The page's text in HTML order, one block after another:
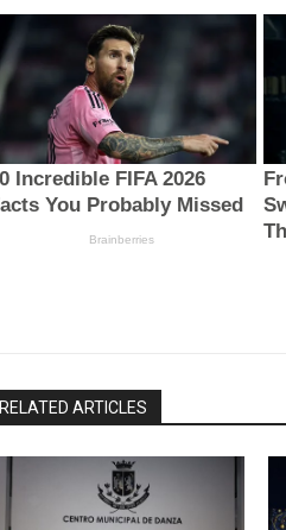
RELATED ARTICLES